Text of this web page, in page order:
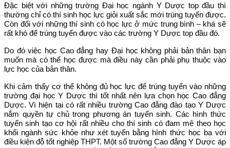
Đặc biệt với những trường Đại học ngành Y Dược top đầu thì
thường chỉ có thí sinh học lực giỏi xuất sắc mới trúng tuyển được.
Còn đối với những thí sinh có học lực ở mức trung bình – khá sẽ
rất khó để trúng tuyển được vào các trường Y Dược top đầu đó.
Do đó việc học Cao đẳng hay Đại học không phải bản thân bạn
muốn mà có thể học được mà điều này cần phải phụ thuộc vào
lực học của bản thân.
Khi cảm thấy cơ thể không đủ học lực để trúng tuyển vào những
trường đại học Y Dược thì tốt nhất nên lựa chọn học Cao đẳng
Dược. Vì hiện tại có rất nhiều trường Cao đẳng đào tạo Y Dược
nắm quyền tự chủ trong phương án tuyển sinh. Các hình thức
tuyển sinh tạo cơ hội rất nhiều cho thí sinh có đam mê theo học
khối ngành sức khỏe như xét tuyển bằng hình thức học bạ với
điều kiện đỗ tốt nghiệp THPT. Một số trường Cao đẳng Y Dược áp